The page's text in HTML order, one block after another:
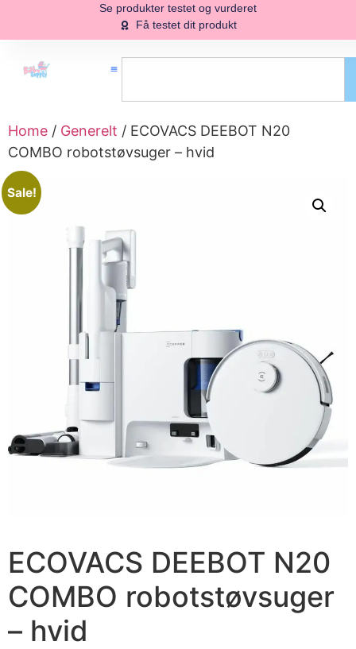
Se produkter testet og vurderet
Få testet dit produkt
Home / Generelt / ECOVACS DEEBOT N20
COMBO robotstøvsuger – hvid
Sale!
ECOVACS DEEBOT N20
COMBO robotstøvsuger
– hvid